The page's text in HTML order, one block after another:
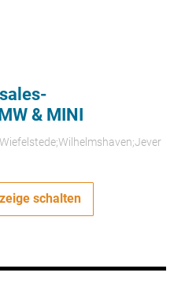
& MINI
schalten